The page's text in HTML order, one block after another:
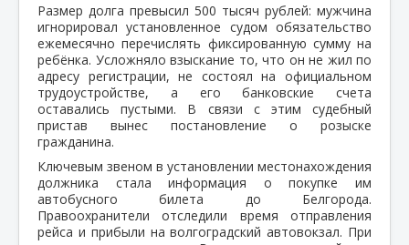
Размер долга превысил 500 тысяч рублей: мужчина
игнорировал установленное судом обязательство
ежемесячно перечислять фиксированную сумму на
ребёнка. Усложняло взыскание то, что он не жил по
адресу регистрации, не состоял на официальном
трудоустройстве, а его банковские счета
оставались пустыми. В связи с этим судебный
пристав вынес постановление о розыске
гражданина.
Ключевым звеном в установлении местонахождения
должника стала информация о покупке им
автобусного билета до Белгорода.
Правоохранители отследили время отправления
рейса и прибыли на волгоградский автовокзал. При